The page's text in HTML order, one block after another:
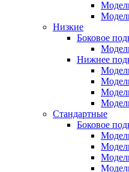
Низкие
Боковое
Нижнее
Стандартные
Боковое